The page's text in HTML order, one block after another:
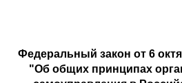
Федеральный закон от 6
"Об общих принципах